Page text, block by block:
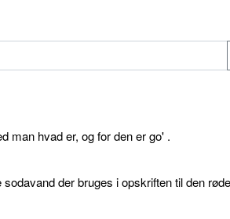
man hvad er, og for den er go' .
der bruges i opskriften til den